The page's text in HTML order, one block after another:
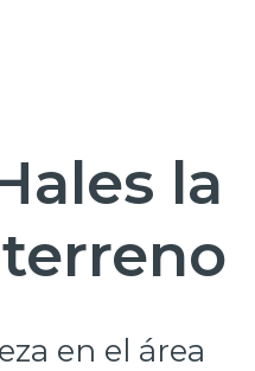
la
en el área